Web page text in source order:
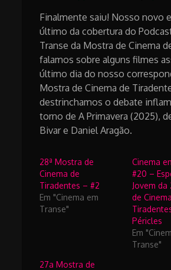
Finalmente saiu! Nosso novo
último da cobertura do
Transe da Mostra de Cinema
falamos sobre alguns filmes
último dia do nosso
Mostra de Cinema de
destrinchamos o debate
torno de A Primavera (2025),
Bivar e Daniel Aragão.
28ª Mostra de
Cinema de
Tiradentes – #2
Em "Cinema em
Transe"
Cinema
#20 –
Jovem da
de
Péricles
Em
Transe"
27a Mostra de